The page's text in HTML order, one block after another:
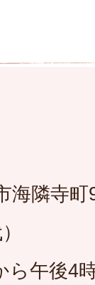
海隣寺町
ら午後4